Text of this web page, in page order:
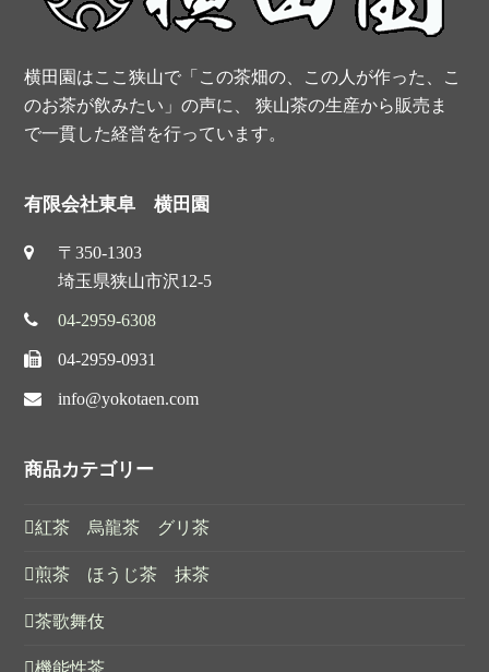
t
横田園はここ狭山で「この茶畑の、この人が作った、こ
のお茶が飲みたい」の声に、 狭山茶の生産から販売ま
で一貫した経営を行っています。
有限会社東阜 横田園
〒350-1303
埼玉県狭山市沢12-5
04-2959-6308
04-2959-0931
info@yokotaen.com
商品カテゴリー
紅茶 烏龍茶 グリ茶
煎茶 ほうじ茶 抹茶
茶歌舞伎
機能性茶